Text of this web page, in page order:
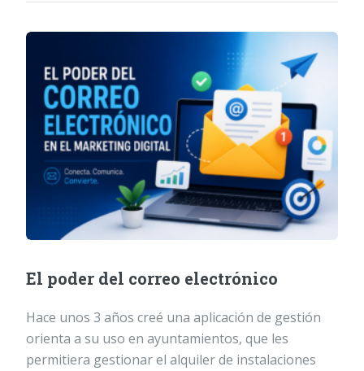
El poder del correo electrónico
Hace unos 3 años creé una aplicación de gestión
orienta a su uso en ayuntamientos, que les
permitiera gestionar el alquiler de instalaciones